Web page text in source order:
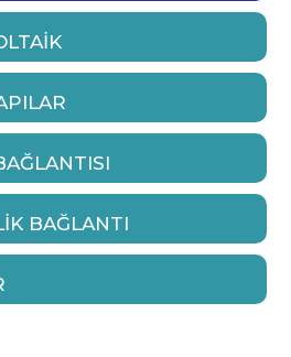
BAĞLANTI